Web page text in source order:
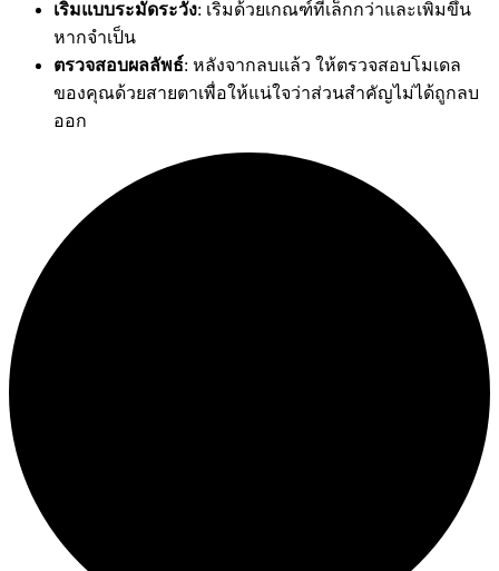
เริ่มแบบระมัดระวัง: เริ่มด้วยเกณฑ์ที่เล็กกว่าและเพิ่มขึ้น
หากจำเป็น
ตรวจสอบผลลัพธ์: หลังจากลบแล้ว ให้ตรวจสอบโมเดล
ของคุณด้วยสายตาเพื่อให้แน่ใจว่าส่วนสำคัญไม่ได้ถูกลบ
ออก